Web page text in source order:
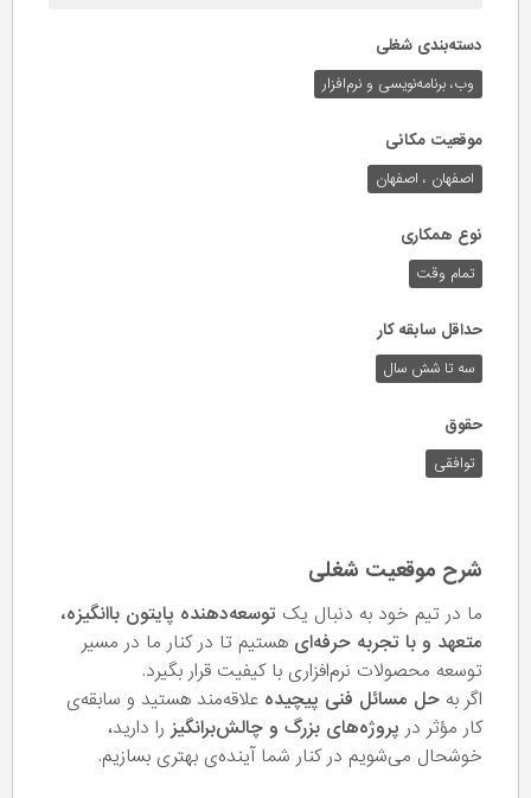
دسته‌بندی شغلی
وب،‌ برنامه‌نویسی و نرم‌افزار
موقعیت مکانی
اصفهان ، اصفهان
نوع همکاری
تمام وقت
حداقل سابقه کار
سه تا شش سال
حقوق
توافقی
شرح موقعیت شغلی
ما در تیم خود به دنبال یک توسعه‌دهنده پایتون باانگیزه،
متعهد و با تجربه حرفه‌ای هستیم تا در کنار ما در مسیر
توسعه محصولات نرم‌افزاری با کیفیت قرار بگیرد.
اگر به حل مسائل فنی پیچیده علاقه‌مند هستید و سابقه‌ی
کار مؤثر در پروژه‌های بزرگ و چالش‌برانگیز را دارید،
خوشحال می‌شویم در کنار شما آینده‌ی بهتری بسازیم.